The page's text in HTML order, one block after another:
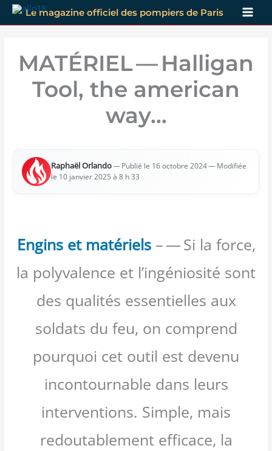
Aller
au
Le magazine officiel des pompiers de Paris
MATÉRIEL — Halligan
Tool, the american
way…
Raphaël Orlan­do— Publié le 16 octobre 2024— Modi­fiée
le 10 jan­vier 2025 à 8 h 33
Engins et matériels– — Si la force,
la polyvalence et l’ingéniosité sont
des qualités essentielles aux
soldats du feu, on comprend
pourquoi cet outil est devenu
incontournable dans leurs
interventions. Simple, mais
redoutablement efficace, la